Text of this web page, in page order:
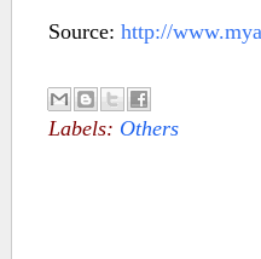
Source: http://
Labels: Others